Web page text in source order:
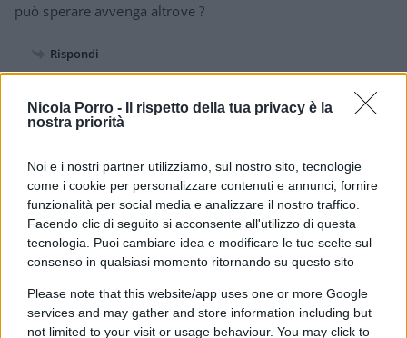
Nicola Porro -
Il rispetto della tua privacy è la
nostra priorità
Noi e i nostri partner utilizziamo, sul nostro sito, tecnologie
come i cookie per personalizzare contenuti e annunci, fornire
funzionalità per social media e analizzare il nostro traffico.
Facendo clic di seguito si acconsente all'utilizzo di questa
tecnologia. Puoi cambiare idea e modificare le tue scelte sul
consenso in qualsiasi momento ritornando su questo sito
Please note that this website/app uses one or more Google
services and may gather and store information including but
not limited to your visit or usage behaviour. You may click to
può sperare avvenga altrove ?
Rispondi
Corbusier
Ancora con questa ridicola sceneggiata! Per forza tutti
pensano a noi come ad un branco di schizzati e
voltagabbana.
La prossima volta l’ombrello americano non si aprirà (grazie
meloni) e ci prenderemo le bastonate che andiamo cercando
Rispondi